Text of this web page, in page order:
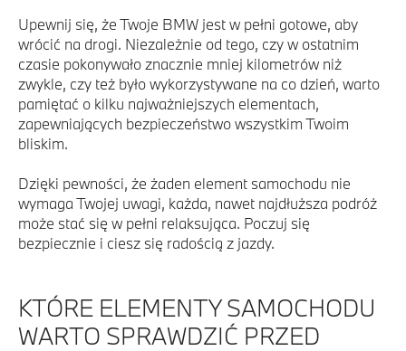
Upewnij się, że Twoje BMW jest w pełni gotowe, aby
wrócić na drogi. Niezależnie od tego, czy w ostatnim
czasie pokonywało znacznie mniej kilometrów niż
zwykle, czy też było wykorzystywane na co dzień, warto
pamiętać o kilku najważniejszych elementach,
zapewniających bezpieczeństwo wszystkim Twoim
bliskim.
Dzięki pewności, że żaden element samochodu nie
wymaga Twojej uwagi, każda, nawet najdłuższa podróż
może stać się w pełni relaksująca. Poczuj się
bezpiecznie i ciesz się radością z jazdy.
KTÓRE ELEMENTY SAMOCHODU
WARTO SPRAWDZIĆ PRZED